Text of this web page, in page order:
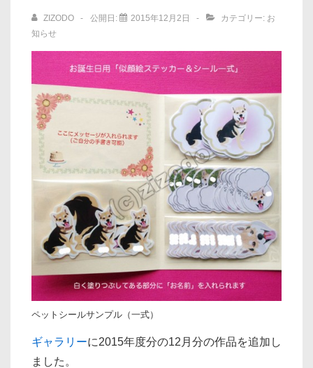
ZIZODO 公開日: 2015年12月2日 カテゴリー: お
知らせ
ペットシールサンプル（一式）
ギャラリーに2015年度分の12月分の作品を追加し
ました。